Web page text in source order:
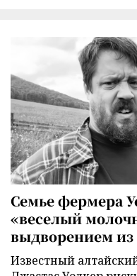
Семье фермера
«веселый
выдворением из
Известный